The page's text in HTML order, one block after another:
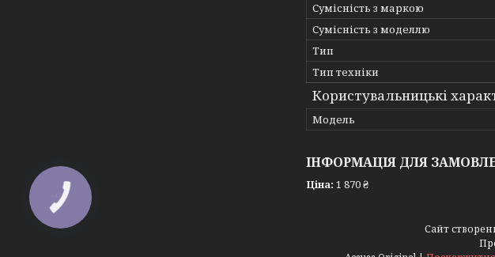
Сумісність з маркою
Сумісність з моделлю
Тип
Тип техніки
Користувальницькі
Мoдель
ІНФОРМАЦІЯ ДЛЯ
Ціна: 1 870 ₴
Сайт
КНОПКА
ЗВ'ЯЗКУ